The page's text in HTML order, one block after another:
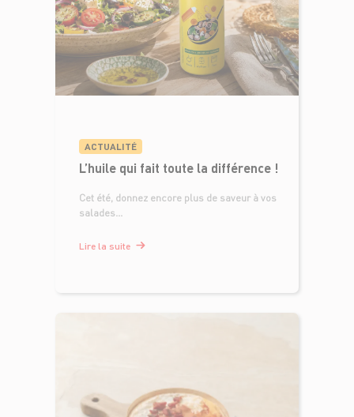
ACTUALITÉ
L’huile qui fait toute la différence !
Cet été, donnez encore plus de saveur à vos
salades...
Lire la suite